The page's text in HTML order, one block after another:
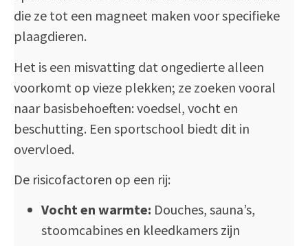
die ze tot een magneet maken voor specifieke
plaagdieren.
Het is een misvatting dat ongedierte alleen
voorkomt op vieze plekken; ze zoeken vooral
naar basisbehoeften: voedsel, vocht en
beschutting. Een sportschool biedt dit in
overvloed.
De risicofactoren op een rij:
Vocht en warmte: Douches, sauna’s,
stoomcabines en kleedkamers zijn